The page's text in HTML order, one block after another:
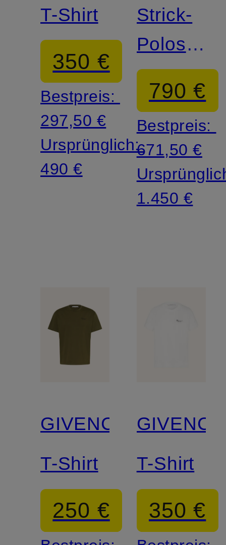
T-Shirt
350 €
Bestpreis:
297,50 €
Ursprünglich:
490 €
Strick-
Poloshirt
mit
790 €
Bestpreis:
671,50 €
1.450 €
GIVENCHY
T-Shirt
250 €
T-Shirt
350 €